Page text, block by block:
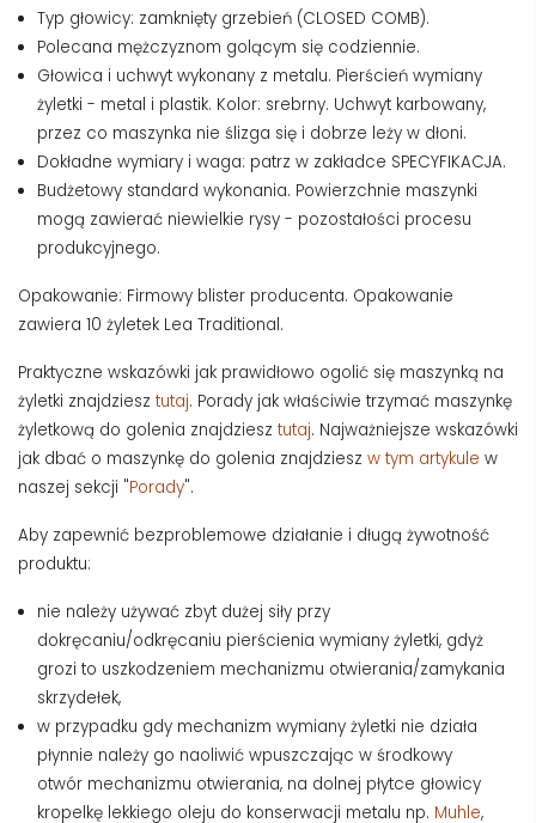
Typ głowicy: zamknięty grzebień (CLOSED COMB).
Polecana mężczyznom golącym się codziennie.
Głowica i uchwyt wykonany z metalu. Pierścień wymiany
żyletki - metal i plastik. Kolor: srebrny. Uchwyt karbowany,
przez co maszynka nie ślizga się i dobrze leży w dłoni.
Dokładne wymiary i waga: patrz w zakładce SPECYFIKACJA.
Budżetowy standard wykonania. Powierzchnie maszynki
mogą zawierać niewielkie rysy - pozostałości procesu
produkcyjnego.
Opakowanie: Firmowy blister producenta. Opakowanie
zawiera 10 żyletek Lea Traditional.
Praktyczne wskazówki jak prawidłowo ogolić się maszynką na
żyletki znajdziesz tutaj. Porady jak właściwie trzymać maszynkę
żyletkową do golenia znajdziesz tutaj. Najważniejsze wskazówki
jak dbać o maszynkę do golenia znajdziesz w tym artykule w
naszej sekcji "Porady".
Aby zapewnić bezproblemowe działanie i długą żywotność
produktu:
nie należy używać zbyt dużej siły przy
dokręcaniu/odkręcaniu pierścienia wymiany żyletki, gdyż
grozi to uszkodzeniem mechanizmu otwierania/zamykania
skrzydełek,
w przypadku gdy mechanizm wymiany żyletki nie działa
płynnie należy go naoliwić wpuszczając w środkowy
otwór mechanizmu otwierania, na dolnej płytce głowicy
kropelkę lekkiego oleju do konserwacji metalu np. Muhle,